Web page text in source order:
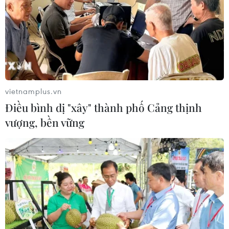
Pháp mở các điểm tắm sông
phục vụ người dân trong mùa Hè
nắng nóng
06/08/2026 03:02
Thủ tướng Lê Minh Hưng
chủ trì họp Ban Chỉ đạo An ninh
mạng Quốc gia
06/08/2026 03:02
Thủ tướng Lê Minh Hưng
phát động hưởng ứng ngày An ninh
mạng Việt Nam
vietnamplus.vn
Điều bình dị "xây" thành phố Cảng thịnh
vượng, bền vững